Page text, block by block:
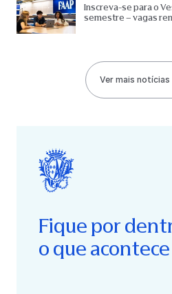
Inscreva-se para o
semestre – vagas
Ver mais notícias
Fique por
o que